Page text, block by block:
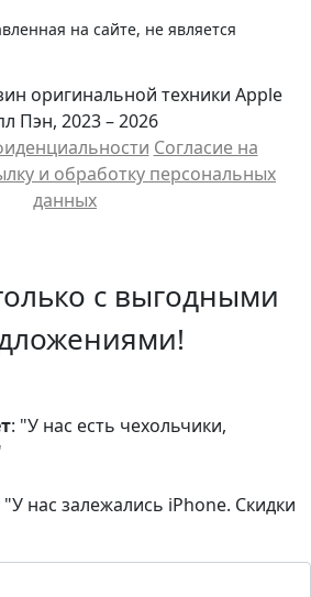
на сайте, не является
оригинальной техники Apple
Пэн, 2023 – 2026
Cогласие на
и обработку персональных
данных
с выгодными
: "У нас есть чехольчики,
нас залежались iPhone. Скидки